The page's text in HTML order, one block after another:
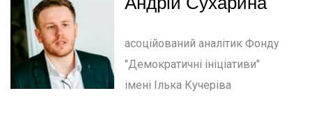
асоційований аналітик Фонду
"Демократичні ініціативи"
імені Ілька Кучеріва